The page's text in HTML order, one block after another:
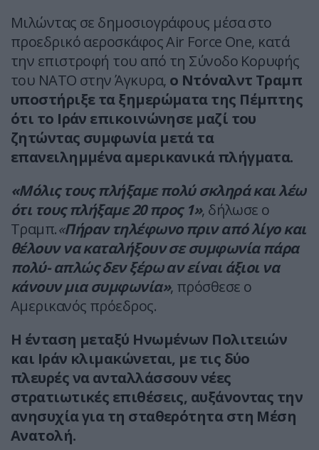
Μιλώντας σε δημοσιογράφους μέσα στο
προεδρικό αεροσκάφος Air Force One, κατά
την επιστροφή του από τη Σύνοδο Κορυφής
του ΝΑΤΟ στην Άγκυρα, ο Ντόναλντ Τραμπ
υποστήριξε τα ξημερώματα της Πέμπτης
ότι το Ιράν επικοινώνησε μαζί του
ζητώντας συμφωνία μετά τα
επανειλημμένα αμερικανικά πλήγματα.
«Μόλις τους πλήξαμε πολύ σκληρά και λέω
ότι τους πλήξαμε 20 προς 1», δήλωσε ο
Τραμπ.«Πήραν τηλέφωνο πριν από λίγο και
θέλουν να καταλήξουν σε συμφωνία πάρα
πολύ- απλώς δεν ξέρω αν είναι άξιοι να
κάνουν μια συμφωνία», πρόσθεσε ο
Αμερικανός πρόεδρος.
Η ένταση μεταξύ Ηνωμένων Πολιτειών
και Ιράν κλιμακώνεται, με τις δύο
πλευρές να ανταλλάσσουν νέες
στρατιωτικές επιθέσεις, αυξάνοντας την
ανησυχία για τη σταθερότητα στη Μέση
Ανατολή.